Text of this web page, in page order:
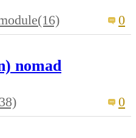
0
nomad
0